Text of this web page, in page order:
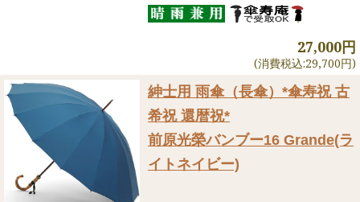
27,000円
(消費税込:29,700円)
紳士用 雨傘（長傘） *傘寿祝 古
希祝 還暦祝*
前原光榮バンブー16 Grande(ラ
イトネイビー)